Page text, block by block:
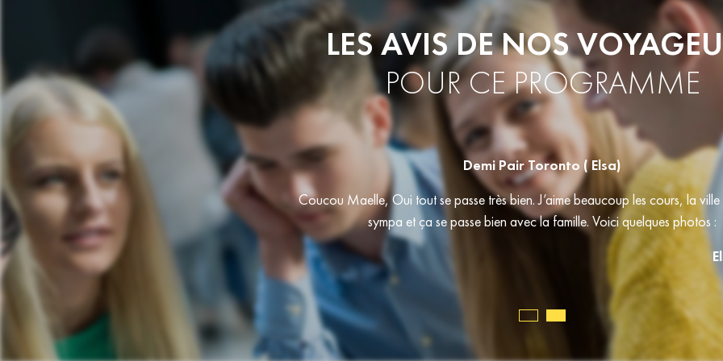
LES AVIS DE NOS
POUR CE PROGRAMME
la ville est vraiment
photos :
Elsa, 10.2025
Séjour demi-pair à Toronto (Julia)
"Ma famille est super! Je suis super contente de l’école et des activités
commence à faire de belles rencontres! Les étudiants viennent principalement
d’Allemagne, de suisse ou encore de France!"